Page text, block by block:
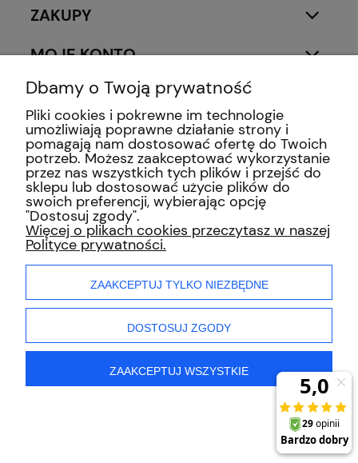
ZAKUPY
MOJE KONTO
pokaż pełną wersję strony
Sklep internetowy Shoper.pl
Dbamy o Twoją prywatność
Pliki cookies i pokrewne im technologie
umożliwiają poprawne działanie strony i
pomagają nam dostosować ofertę do Twoich
potrzeb. Możesz zaakceptować wykorzystanie
przez nas wszystkich tych plików i przejść do
sklepu lub dostosować użycie plików do
swoich preferencji, wybierając opcję
"Dostosuj zgody".
Więcej o plikach cookies przeczytasz w naszej
Polityce prywatności.
ZAAKCEPTUJ TYLKO NIEZBĘDNE
DOSTOSUJ ZGODY
ZAAKCEPTUJ WSZYSTKIE